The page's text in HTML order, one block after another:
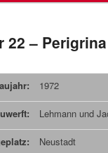
22 – Perigrina
1972
Lehmann und
Neustadt